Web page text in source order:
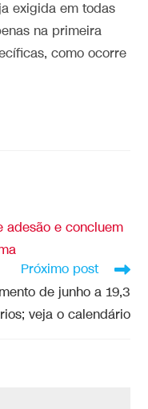
exigida em todas
na primeira
como ocorre
adesão e concluem
Próximo post
de junho a 19,3
veja o calendário